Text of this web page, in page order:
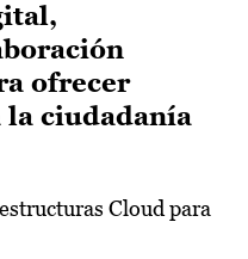
ofrecer
la ciudadanía
Cloud para